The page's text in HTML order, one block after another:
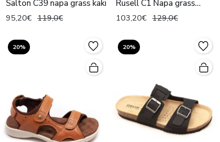
Salton C39 napa grass kaki
95,20€ 119,0€
Rusell C1 Napa grass
negro
103,20€ 129,0€
20% 20%